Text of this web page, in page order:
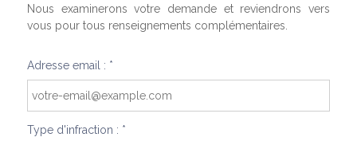
Nous examinerons votre demande et reviendrons vers
vous pour tous renseignements complémentaires.
Adresse email : *
Type d'infraction : *